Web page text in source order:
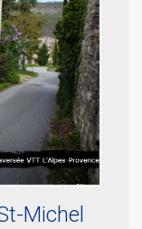
Michel